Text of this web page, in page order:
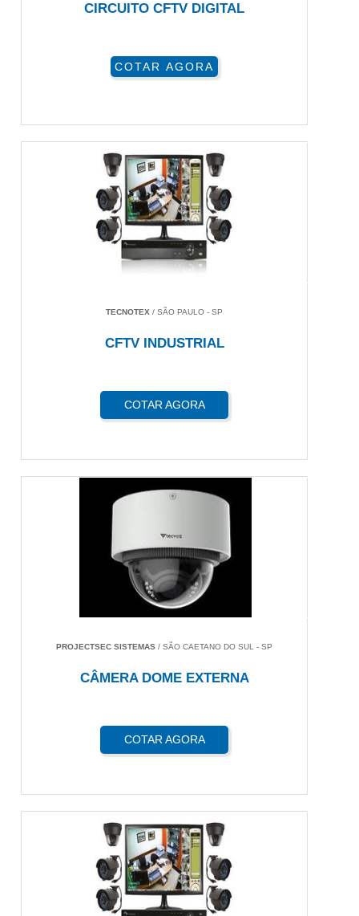
CIRCUITO CFTV DIGITAL
COTAR AGORA
TECNOTEX / SÃO PAULO - SP
CFTV INDUSTRIAL
COTAR AGORA
PROJECTSEC SISTEMAS / SÃO CAETANO DO SUL - SP
CÂMERA DOME EXTERNA
COTAR AGORA